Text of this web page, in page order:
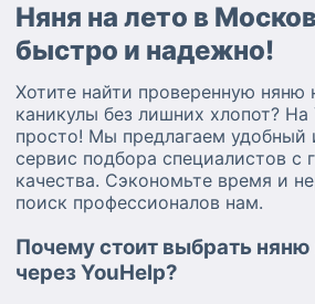
Няня на лето в
быстро и надежно!
Хотите найти проверенную няню
каникулы без лишних хлопот? На
просто! Мы предлагаем удобный
сервис подбора специалистов с
качества. Сэкономьте время и
поиск профессионалов нам.
Почему стоит выбрать
через YouHelp?